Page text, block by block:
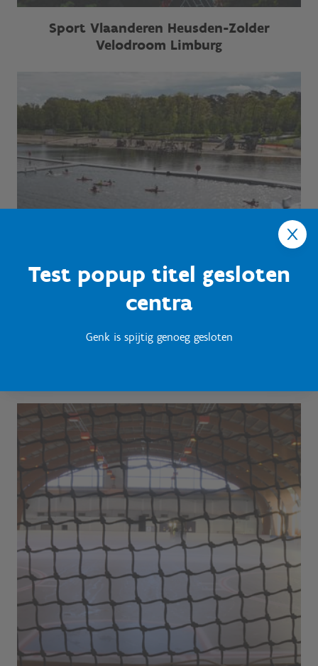
Test popup titel gesloten
centra
Genk is spijtig genoeg gesloten
Sport Vlaanderen Heusden-Zolder
Velodroom Limburg